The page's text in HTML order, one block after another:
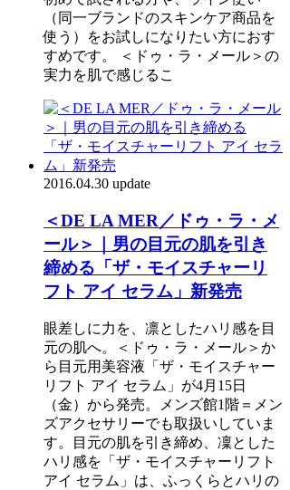
（同一ブランドのスキンケア商品を
使う）をお試しになりたい方におす
すめです。 ＜ドゥ・ラ・メール＞の
実力を肌で感じるこ
2016.04.30 update
＜DE LA MER／ドゥ・ラ・メ
ール＞｜男の目元の肌を引き
締める「ザ・モイスチャーリ
フト アイ セラム」新発売
眼差しに力を、凛としたハリ感を目
元の肌へ。＜ドゥ・ラ・メール＞か
ら目元用美容液「ザ・モイスチャー
リフト アイ セラム」が4月15日
（金）から発売。メンズ館1階＝メン
ズアクセサリーでも取扱いしていま
す。目元の肌を引き締め、凜とした
ハリ感を「ザ・モイスチャーリフト
アイ セラム」は、ふっくらとハリの